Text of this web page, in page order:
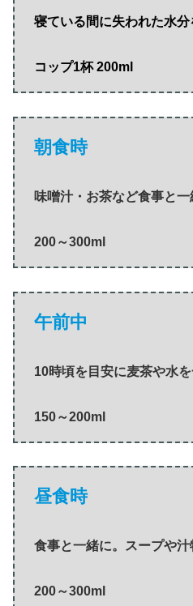
寝ている間に失われた水
コップ1杯 200ml
朝食時
味噌汁・お茶など食事と一
200～300ml
午前中
10時頃を目安に麦茶や水
150～200ml
昼食時
食事と一緒に。スープや
200～300ml